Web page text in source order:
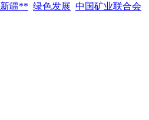
新疆** 绿色发展 中国矿业联合会